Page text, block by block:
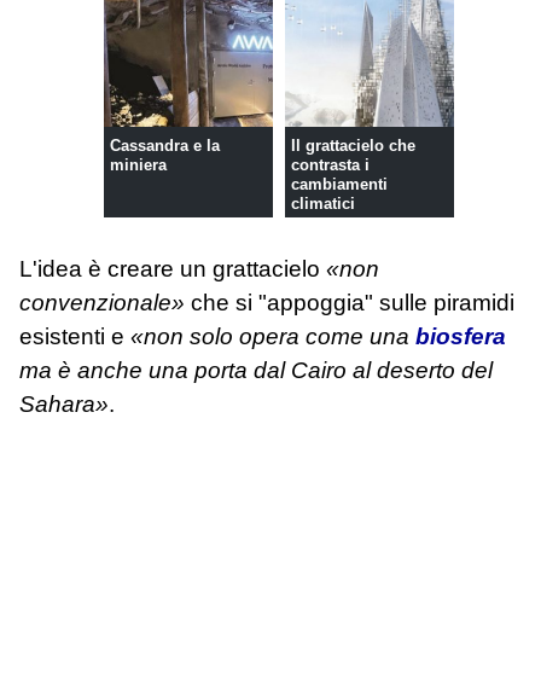
Cassandra e la
miniera
Il grattacielo che
contrasta i
cambiamenti
climatici
L'idea è creare un grattacielo «non
convenzionale» che si "appoggia" sulle piramidi
esistenti e «non solo opera come una biosfera
ma è anche una porta dal Cairo al deserto del
Sahara».